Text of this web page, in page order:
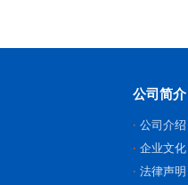
公司简介
公司介绍
企业文化
法律声明